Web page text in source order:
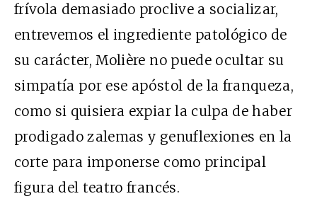
frívola demasiado proclive a socializar,
entrevemos el ingrediente patológico de
su carácter, Molière no puede ocultar su
simpatía por ese apóstol de la franqueza,
como si quisiera expiar la culpa de haber
prodigado zalemas y genuflexiones en la
corte para imponerse como principal
figura del teatro francés.